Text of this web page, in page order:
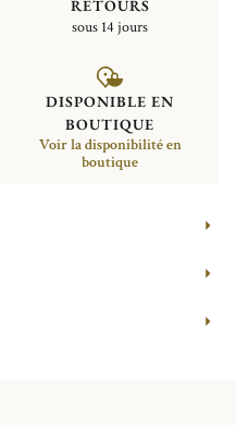
RETOURS
sous 14 jours
DISPONIBLE EN
BOUTIQUE
Voir la disponibilité en
boutique